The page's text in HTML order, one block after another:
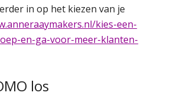
in op het kiezen van je
kies-een-
en-ga-voor-meer-klanten-
los